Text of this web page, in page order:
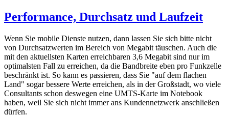
Performance, Durchsatz und Laufzeit
Wenn Sie mobile Dienste nutzen, dann lassen Sie sich bitte nicht
von Durchsatzwerten im Bereich von Megabit täuschen. Auch die
mit den aktuellsten Karten erreichbaren 3,6 Megabit sind nur im
optimalsten Fall zu erreichen, da die Bandbreite eben pro Funkzelle
beschränkt ist. So kann es passieren, dass Sie "auf dem flachen
Land" sogar bessere Werte erreichen, als in der Großstadt, wo viele
Consultants schon deswegen eine UMTS-Karte im Notebook
haben, weil Sie sich nicht immer ans Kundennetzwerk anschließen
dürfen.